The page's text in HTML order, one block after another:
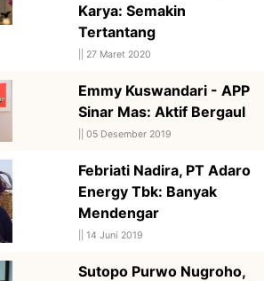
Karya: Semakin
Tertantang
27 Maret 2020
Emmy Kuswandari - APP
Sinar Mas: Aktif Bergaul
05 Desember 2019
Febriati Nadira, PT Adaro
Energy Tbk: Banyak
Mendengar
14 Juni 2019
Sutopo Purwo Nugroho,